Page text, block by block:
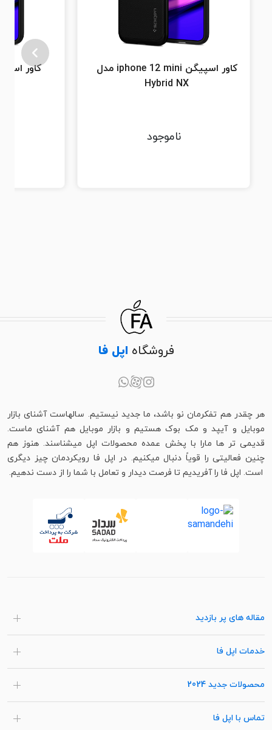
کاور اسپیگن iphone 12 mini مدل
Hybrid NX
ناموجود
فروشگاه اپل فا
هر چقدر هم تفکرمان نو باشد، ما جدید نیستیم. سالهاست آشنای بازار
موبایل و آیپد و مک بوک هستیم و بازار موبایل هم آشنای ماست.
قدیمی تر ها مارا با پخش عمده محصولات اپل میشناسند. هنوز هم
چنین فعالیتی را قویاً دنبال میکنیم. در اپل فا رویکردمان چیز دیگری
است. اپل فا را آفریدیم تا فرصت دیدار و تعامل با شما را از دست ندهیم.
مقاله های پر بازدید
خدمات اپل فا
محصولات جدید 2024
تماس با اپل فا